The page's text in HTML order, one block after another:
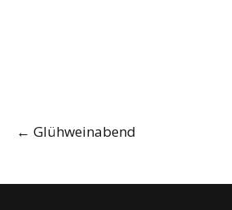
Post
navigation
← Glühweinabend